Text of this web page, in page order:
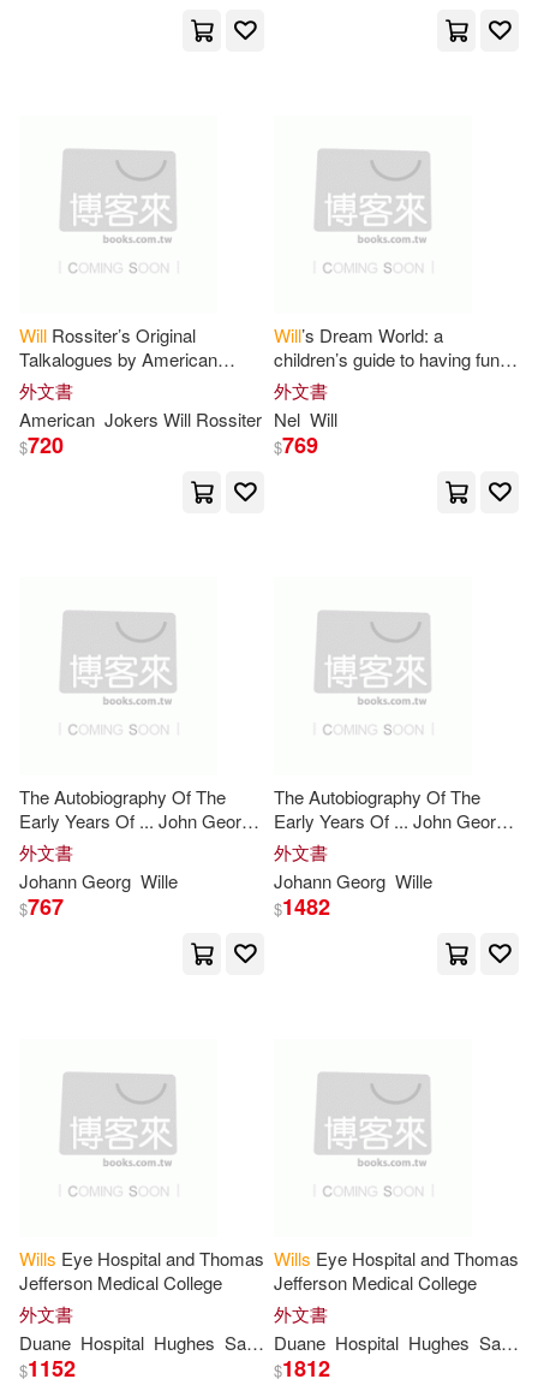
Stephanie(54)
Will (CON)(54) Anna(53)
Bob(53) Emily(53)
Francis(53) Grace(53)
Christian(52)
Kate(52)
M.D.(52)
Eden(50)
Nick(50)
Jack(49)
Mitchell(49)
Lawrence(48) Marshall(48)
Parker(48) Fred(47)
Walker Books Ltd.(15)
遠流(15)
Barrons Educational Series Inc(14)
Gareth Stevens Pub(14)
Listening Library(14)
Motorbooks Intl(14)
Prima Games(14)
Barbour Pub Inc(13)
Berkley Pub Group(13)
Hackett Pub Co Inc(13)
Iuniverse Inc(13)
Pomegranate(13)
Ulverscroft Large Print Books(13)
Will Rossiter’s Original
Talkalogues by American
Jokers
外文書
American Jokers Will Rossiter
$720
Will’s Dream World: a
children’s guide to having fun
dreams and mastering
nightmares gift for toddlers
外文書
Nel Will
$769
The Autobiography Of The
Early Years Of ... John George
Wille. Tr. By A. Roffe
外文書
Johann Georg Wille
$767
The Autobiography Of The
Early Years Of ... John George
Wille. Tr. By A. Roffe
外文書
Johann Georg Wille
$1482
Wills Eye Hospital and Thomas
Jefferson Medical College
外文書
Duane Hospital Hughes Sally Smith Thomas David WillsEye
$1152
Wills Eye Hospital and Thomas
Jefferson Medical College
外文書
Duane Hospital Hughes Sally Smith
$1812